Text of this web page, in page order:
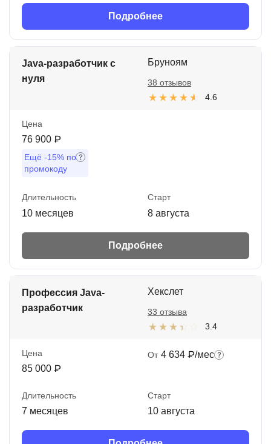
Подробнее
Java-разработчик с
нуля
Бруноям
4.6
38 отзывов
Цена
76 900 ₽
Ещё -15% по
промокоду
Длительность
10 месяцев
Старт
8 августа
Подробнее
Профессия Java-
разработчик
Хекслет
3.4
33 отзыва
Цена
85 000 ₽
От 4 634 ₽/мес
Длительность
7 месяцев
Старт
10 августа